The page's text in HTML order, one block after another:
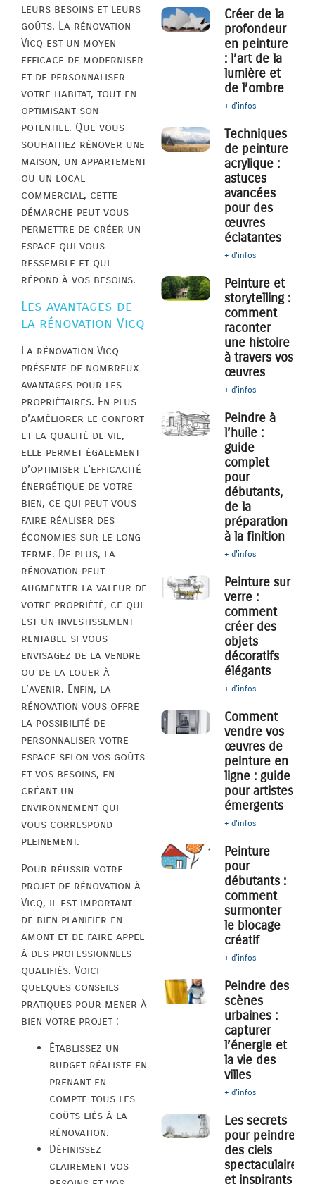
leurs besoins et leurs
goûts. La rénovation
Vicq est un moyen
efficace de moderniser
et de personnaliser
votre habitat, tout en
optimisant son
potentiel. Que vous
souhaitiez rénover une
maison, un appartement
ou un local
commercial, cette
démarche peut vous
permettre de créer un
espace qui vous
ressemble et qui
répond à vos besoins.
Les avantages de
la rénovation Vicq
La rénovation Vicq
présente de nombreux
avantages pour les
propriétaires. En plus
d’améliorer le confort
et la qualité de vie,
elle permet également
d’optimiser l’efficacité
énergétique de votre
bien, ce qui peut vous
faire réaliser des
économies sur le long
terme. De plus, la
rénovation peut
augmenter la valeur de
votre propriété, ce qui
est un investissement
rentable si vous
envisagez de la vendre
ou de la louer à
l’avenir. Enfin, la
rénovation vous offre
la possibilité de
personnaliser votre
espace selon vos goûts
et vos besoins, en
créant un
environnement qui
vous correspond
pleinement.
Pour réussir votre
projet de rénovation à
Vicq, il est important
de bien planifier en
amont et de faire appel
à des professionnels
qualifiés. Voici
quelques conseils
pratiques pour mener à
bien votre projet :
Établissez un
budget réaliste en
prenant en
compte tous les
coûts liés à la
rénovation.
Définissez
clairement vos
Créer de la
profondeur
en peinture
: l’art de la
lumière et
de l’ombre
+ d'infos
Techniques
de peinture
acrylique :
astuces
avancées
pour des
œuvres
éclatantes
+ d'infos
Peinture et
storytelling :
comment
raconter
une histoire
à travers vos
œuvres
+ d'infos
Peindre à
l’huile :
guide
complet
pour
débutants,
de la
préparation
à la finition
+ d'infos
Peinture sur
verre :
comment
créer des
objets
décoratifs
élégants
+ d'infos
Comment
vendre vos
œuvres de
peinture en
ligne : guide
pour artistes
émergents
+ d'infos
Peinture
pour
débutants :
comment
surmonter
le blocage
créatif
+ d'infos
Peindre des
scènes
urbaines :
capturer
l’énergie et
la vie des
villes
+ d'infos
Les secrets
pour peindre
des ciels
spectaculaires
et inspirants